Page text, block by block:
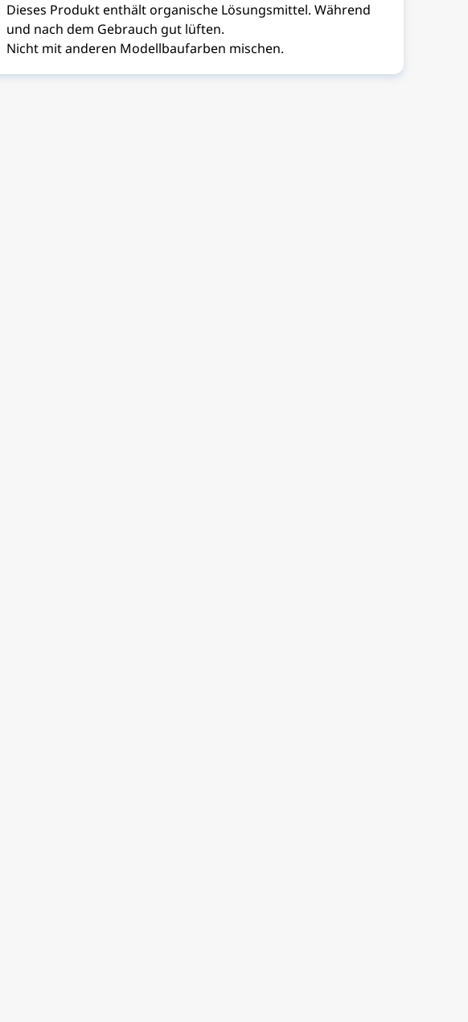
Dieses Produkt enthält organische Lösungsmittel. Während
und nach dem Gebrauch gut lüften.
Nicht mit anderen Modellbaufarben mischen.